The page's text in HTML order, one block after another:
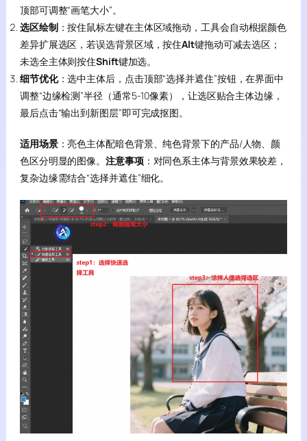
顶部可调整“画笔大小”。
选区绘制：按住鼠标左键在主体区域拖动，工具会自动根据颜色
差异扩展选区，若误选背景区域，按住Alt键拖动可减去选区；
未选全主体则按住Shift键加选。
细节优化：选中主体后，点击顶部“选择并遮住”按钮，在界面中
调整“边缘检测”半径（通常5-10像素），让选区贴合主体边缘，
最后点击“输出到新图层”即可完成抠图。
适用场景：亮色主体配暗色背景、纯色背景下的产品/人物、颜
色区分明显的图像。注意事项：对同色系主体与背景效果较差，
复杂边缘需结合“选择并遮住”细化。